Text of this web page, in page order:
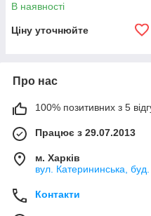
В наявності
Ціну уточнюйте
Про нас
100% позитивних з 5
Працює з 29.07.2013
м. Харків
вул. Катерининська, буд.
Контакти